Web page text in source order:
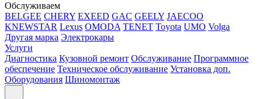
Обслуживаем
BELGEE CHERY EXEED GAC GEELY JAECOO
KNEWSTAR Lexus OMODA TENET Toyota UMO Volga
Другая марка Электрокары
Услуги
Диагностика Кузовной ремонт Обслуживание Программное
обеспечение Техническое обслуживание Установка доп.
Оборудования Шиномонтаж